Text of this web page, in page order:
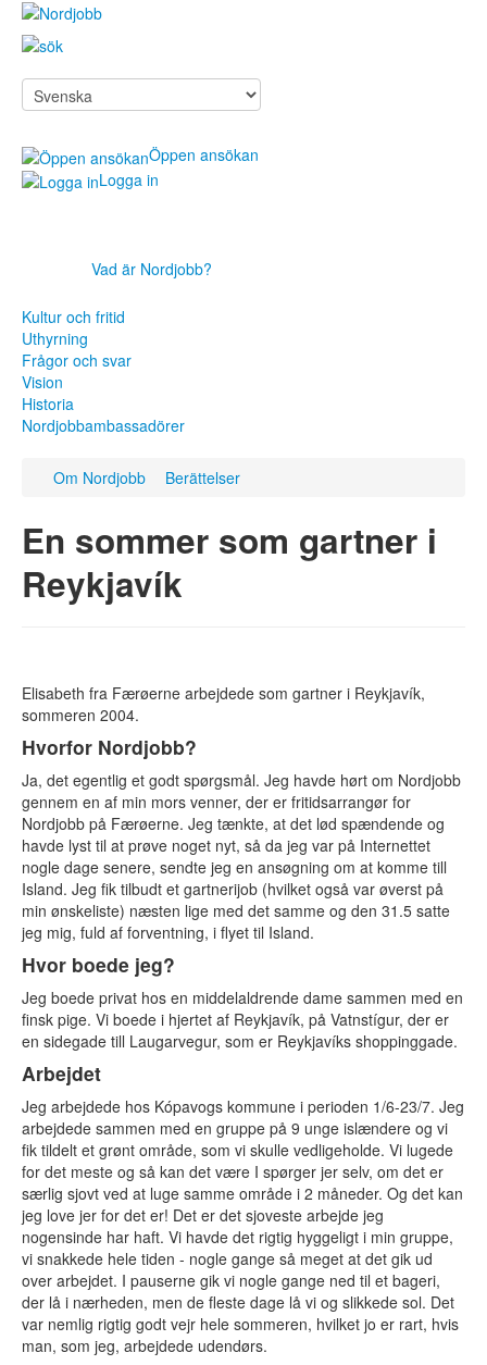
Öppen ansökan
Logga in
Sök jobb
Om Nordjobb
Aktuellt
Kontakt
Praktisk hjälp
Berättelser
Frågor och svar
Så går det till
Varför Nordjobb?
Arbetsgivare berättar
Allmänna villkor
Frågor och svar
Registrera arbetsplats
Om Nordjobb
Vad är Nordjobb?
Kultur och fritid
Uthyrning
Frågor och svar
Vision
Historia
Nordjobbambassadörer
Aktuellt
Aktuellt
Nyheter
Pressrum
Statistik
Kontakt
Öppen ansökan
Vad är Nordjobb?
Kultur och fritid
Uthyrning
Frågor och svar
Vision
Historia
Nordjobbambassadörer
Om Nordjobb Berättelser
En sommer som gartner i
Reykjavík
Elisabeth fra Færøerne arbejdede som gartner i Reykjavík,
sommeren 2004.
Hvorfor Nordjobb?
Ja, det egentlig et godt spørgsmål. Jeg havde hørt om Nordjobb
gennem en af min mors venner, der er fritidsarrangør for
Nordjobb på Færøerne. Jeg tænkte, at det lød spændende og
havde lyst til at prøve noget nyt, så da jeg var på Internettet
nogle dage senere, sendte jeg en ansøgning om at komme till
Island. Jeg fik tilbudt et gartnerijob (hvilket også var øverst på
min ønskeliste) næsten lige med det samme og den 31.5 satte
jeg mig, fuld af forventning, i flyet til Island.
Hvor boede jeg?
Jeg boede privat hos en middelaldrende dame sammen med en
finsk pige. Vi boede i hjertet af Reykjavík, på Vatnstígur, der er
en sidegade till Laugarvegur, som er Reykjavíks shoppinggade.
Arbejdet
Jeg arbejdede hos Kópavogs kommune i perioden 1/6-23/7. Jeg
arbejdede sammen med en gruppe på 9 unge islændere og vi
fik tildelt et grønt område, som vi skulle vedligeholde. Vi lugede
for det meste og så kan det være I spørger jer selv, om det er
særlig sjovt ved at luge samme område i 2 måneder. Og det kan
jeg love jer for det er! Det er det sjoveste arbejde jeg
nogensinde har haft. Vi havde det rigtig hyggeligt i min gruppe,
vi snakkede hele tiden - nogle gange så meget at det gik ud
over arbejdet. I pauserne gik vi nogle gange ned til et bageri,
der lå i nærheden, men de fleste dage lå vi og slikkede sol. Det
var nemlig rigtig godt vejr hele sommeren, hvilket jo er rart, hvis
man, som jeg, arbejdede udendørs.